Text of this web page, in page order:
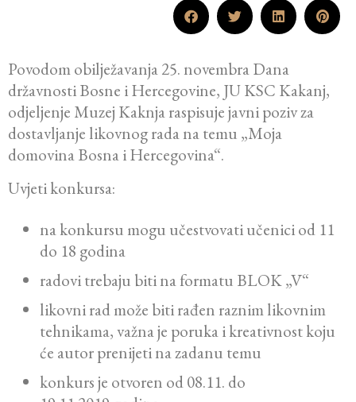
Povodom obilježavanja 25. novembra Dana
državnosti Bosne i Hercegovine, JU KSC Kakanj,
odjeljenje Muzej Kaknja raspisuje javni poziv za
dostavljanje likovnog rada na temu „Moja
domovina Bosna i Hercegovina“.
Uvjeti konkursa:
na konkursu mogu učestvovati učenici od 11
do 18 godina
radovi trebaju biti na formatu BLOK „V“
likovni rad može biti rađen raznim likovnim
tehnikama, važna je poruka i kreativnost koju
će autor prenijeti na zadanu temu
konkurs je otvoren od 08.11. do